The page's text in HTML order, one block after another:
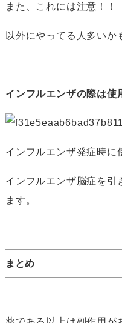
また、これには注意！！
以外にやってる人多いか
インフルエンザの際は使
インフルエンザ発症時に
インフルエンザ脳症を引
ます。
まとめ